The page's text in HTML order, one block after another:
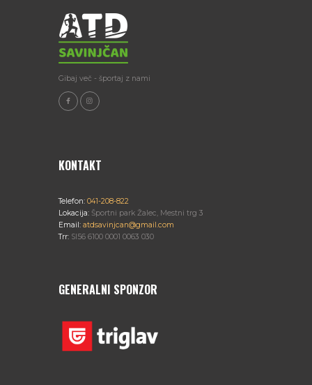
Gibaj več - športaj z nami
KONTAKT
Telefon: 041-208-822
Lokacija: Športni park Žalec, Mestni trg 3
Email: atdsavinjcan@gmail.com
Trr: SI56 6100 0001 0063 030
GENERALNI SPONZOR